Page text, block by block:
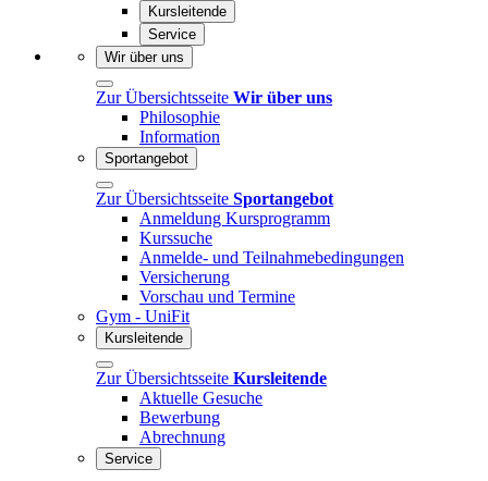
Kursleitende
Service
Wir über uns
Zur Übersichtsseite Wir über uns
Philosophie
Information
Sportangebot
Zur Übersichtsseite Sportangebot
Anmeldung Kursprogramm
Kurssuche
Anmelde- und Teilnahmebedingungen
Versicherung
Vorschau und Termine
Gym - UniFit
Kursleitende
Zur Übersichtsseite Kursleitende
Aktuelle Gesuche
Bewerbung
Abrechnung
Service